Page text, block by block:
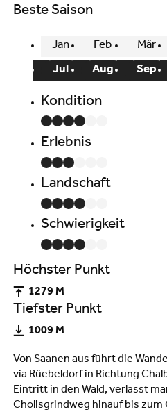
Von Saanen aus führt die
via Rüebeldorf in Richtung
Eintritt in den Wald, verlässt
Cholisgrindweg hinauf bis zum
Beste Saison
Jan Feb Mär
Jul Aug Sep
Kondition
Erlebnis
Landschaft
Schwierigkeit
Höchster Punkt
1279 M
Tiefster Punkt
1009 M